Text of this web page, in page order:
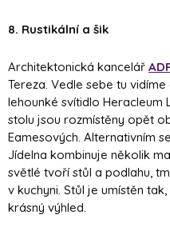
8. Rustikální a šik
Architektonická kancelář
Tereza. Vedle sebe tu
lehounké svítidlo
stolu jsou rozmístěny opět
Eamesových. Alternativním
Jídelna kombinuje několik
světlé tvoří stůl a podlahu,
v kuchyni. Stůl je umístěn
krásný výhled.